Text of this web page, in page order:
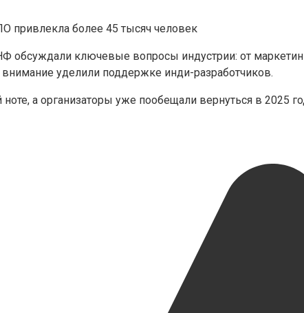
ключевые вопросы индустрии: от
уделили поддержке инди-разработчиков.
а организаторы уже пообещали вернуться в 2025